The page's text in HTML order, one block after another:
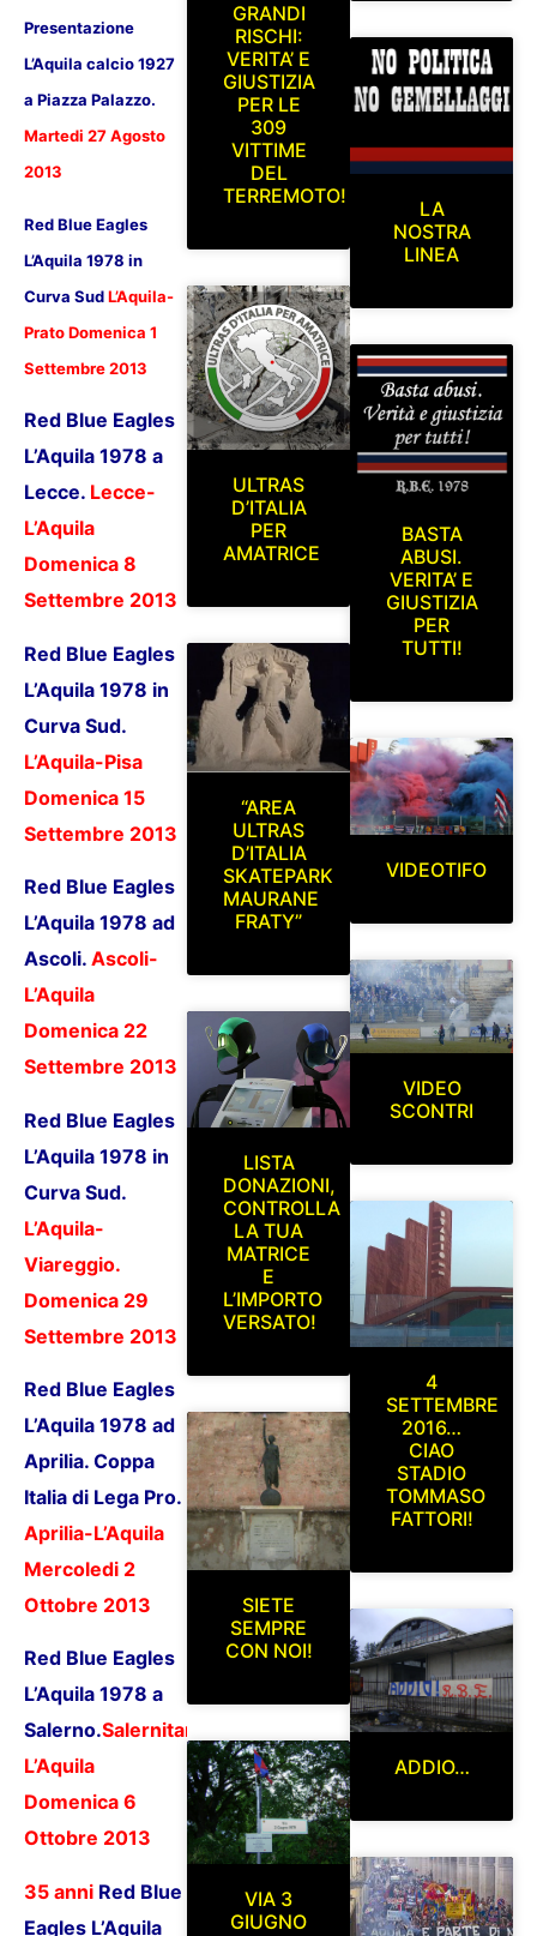
Presentazione
L’Aquila calcio 1927
a Piazza Palazzo.
Martedi 27 Agosto
2013
Red Blue Eagles
L’Aquila 1978 in
Curva SudL’Aquila-
PratoDomenica 1
Settembre 2013
Red Blue Eagles
L’Aquila 1978 a
Lecce. Lecce-
L’Aquila
Domenica 8
Settembre 2013
Red Blue Eagles
L’Aquila 1978 in
Curva Sud.
L’Aquila-Pisa
Domenica 15
Settembre 2013
Red Blue Eagles
L’Aquila 1978 ad
Ascoli. Ascoli-
L’Aquila
Domenica 22
Settembre 2013
Red Blue Eagles
L’Aquila 1978 in
Curva Sud.
L’Aquila-
Viareggio.
Domenica 29
Settembre 2013
Red Blue Eagles
L’Aquila 1978 ad
Aprilia. Coppa
Italia di Lega Pro.
Aprilia-L’Aquila
Mercoledi 2
Ottobre 2013
Red Blue Eagles
L’Aquila 1978 a
Salerno.Salernitana-
L’Aquila
Domenica 6
Ottobre 2013
35 anni Red Blue
Eagles L’Aquila
GRANDI
RISCHI:
VERITA’ E
GIUSTIZIA
PER LE
309
VITTIME
DEL
TERREMOTO!
ULTRAS
D’ITALIA
PER
AMATRICE
“AREA
ULTRAS
D’ITALIA
SKATEPARK
MAURANE
FRATY”
LISTA
DONAZIONI,
CONTROLLA
LA TUA
MATRICE
E
L’IMPORTO
VERSATO!
SIETE
SEMPRE
CON NOI!
VIA 3
GIUGNO
LA
NOSTRA
LINEA
BASTA
ABUSI.
VERITA’ E
GIUSTIZIA
PER
TUTTI!
VIDEOTIFO
VIDEO
SCONTRI
4
SETTEMBRE
2016…
CIAO
STADIO
TOMMASO
FATTORI!
ADDIO…